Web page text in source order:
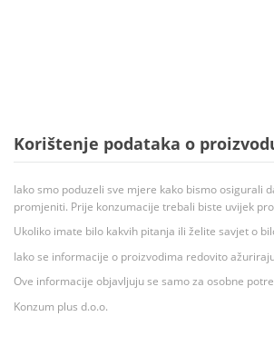
Korištenje podataka o
Iako smo poduzeli sve mjere kako bismo osigurali
promjeniti. Prije konzumacije trebali biste uvijek
Ukoliko imate bilo kakvih pitanja ili želite savjet o
Iako se informacije o proizvodima redovito
Ove informacije objavljuju se samo za osobne
Konzum plus d.o.o.